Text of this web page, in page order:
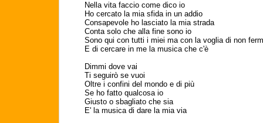
Nella vita faccio come dico io
Ho cercato la mia sfida in un addio
Consapevole ho lasciato la mia strada
Conta solo che alla fine sono io
Sono qui con tutti i miei ma con la voglia di non
E di cercare in me la musica che c'è
Dimmi dove vai
Ti seguirò se vuoi
Oltre i confini del mondo e di più
Se ho fatto qualcosa io
Giusto o sbagliato che sia
E' la musica di dare la mia via